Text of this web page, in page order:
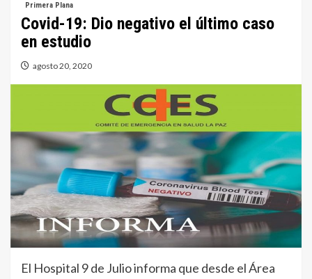
Primera Plana
Covid-19: Dio negativo el último caso
en estudio
agosto 20, 2020
El Hospital 9 de Julio informa que desde el Área